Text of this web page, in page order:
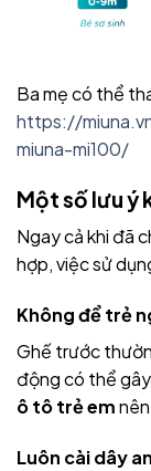
Ba mẹ có thể
https://
miuna-mi100/
Một số lưu ý
Ngay cả khi đã
hợp, việc sử
Không để trẻ
Ghế trước
động có thể
ô tô trẻ em
Luôn cài dây